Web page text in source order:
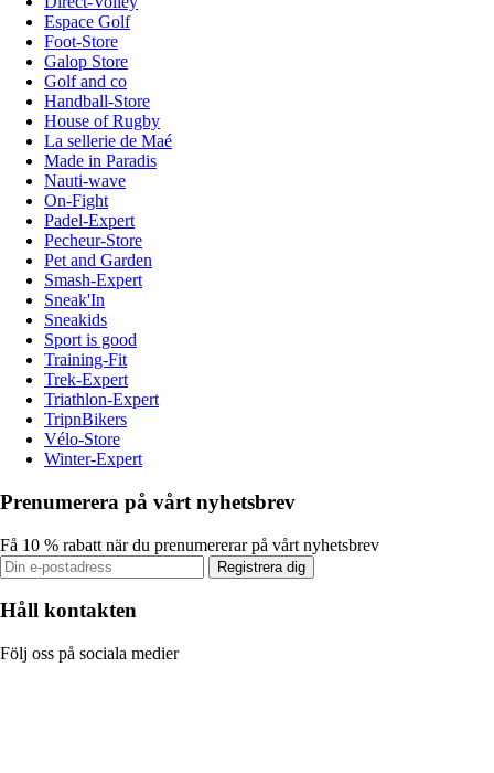
Espace Golf
Foot-Store
Galop Store
Golf and co
Handball-Store
House of Rugby
La sellerie de Maé
Made in Paradis
Nauti-wave
On-Fight
Padel-Expert
Pecheur-Store
Pet and Garden
Smash-Expert
Sneak'In
Sneakids
Sport is good
Training-Fit
Trek-Expert
Triathlon-Expert
TripnBikers
Vélo-Store
Winter-Expert
Prenumerera på vårt nyhetsbrev
Få 10 % rabatt när du prenumererar på vårt nyhetsbrev
Registrera dig
Håll kontakten
Följ oss på sociala medier